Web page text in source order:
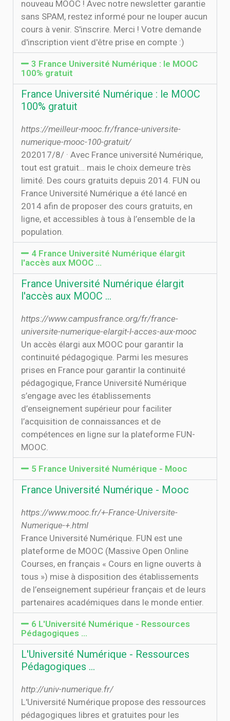
nouveau MOOC ! Avec notre newsletter garantie
sans SPAM, restez informé pour ne louper aucun
cours à venir. S'inscrire. Merci ! Votre demande
d'inscription vient d'être prise en compte :)
3 France Université Numérique : le MOOC
100% gratuit
France Université Numérique : le MOOC
100% gratuit
https://meilleur-mooc.fr/france-universite-
numerique-mooc-100-gratuit/
20‏‏/8‏‏/2017 · Avec France université Numérique,
tout est gratuit… mais le choix demeure très
limité. Des cours gratuits depuis 2014. FUN ou
France Université Numérique a été lancé en
2014 afin de proposer des cours gratuits, en
ligne, et accessibles à tous à l’ensemble de la
population.
4 France Université Numérique élargit
l'accès aux MOOC ...
France Université Numérique élargit
l'accès aux MOOC ...
https://www.campusfrance.org/fr/france-
universite-numerique-elargit-l-acces-aux-mooc
Un accès élargi aux MOOC pour garantir la
continuité pédagogique. Parmi les mesures
prises en France pour garantir la continuité
pédagogique, France Université Numérique
s’engage avec les établissements
d’enseignement supérieur pour faciliter
l’acquisition de connaissances et de
compétences en ligne sur la plateforme FUN-
MOOC.
5 France Université Numérique - Mooc
France Université Numérique - Mooc
https://www.mooc.fr/+-France-Universite-
Numerique-+.html
France Université Numérique. FUN est une
plateforme de MOOC (Massive Open Online
Courses, en français « Cours en ligne ouverts à
tous ») mise à disposition des établissements
de l’enseignement supérieur français et de leurs
partenaires académiques dans le monde entier.
6 L'Université Numérique - Ressources
Pédagogiques …
L'Université Numérique - Ressources
Pédagogiques …
http://univ-numerique.fr/
L'Université Numérique propose des ressources
pédagogiques libres et gratuites pour les